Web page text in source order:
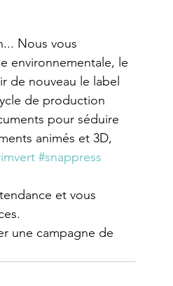
Nous vous
environnementale, le
de nouveau le label
de production
pour séduire
animés et 3D,
#snappress
et vous
une campagne de